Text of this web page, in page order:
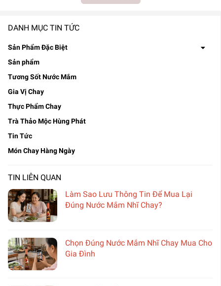
DANH MỤC TIN TỨC
Sản Phẩm Đặc Biệt
Sản phẩm
Tương Sốt Nước Mắm
Gia Vị Chay
Thực Phẩm Chay
Trà Thảo Mộc Hùng Phát
Tin Tức
Món Chay Hàng Ngày
TIN LIÊN QUAN
Làm Sao Lưu Thông Tin Để Mua Lại
Đúng Nước Mắm Nhĩ Chay?
Chọn Đúng Nước Mắm Nhĩ Chay Mua Cho
Gia Đình